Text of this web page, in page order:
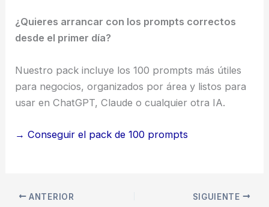
¿Quieres arrancar con los prompts correctos
desde el primer día?
Nuestro pack incluye los 100 prompts más útiles
para negocios, organizados por área y listos para
usar en ChatGPT, Claude o cualquier otra IA.
→ Conseguir el pack de 100 prompts
ANTERIOR SIGUIENTE